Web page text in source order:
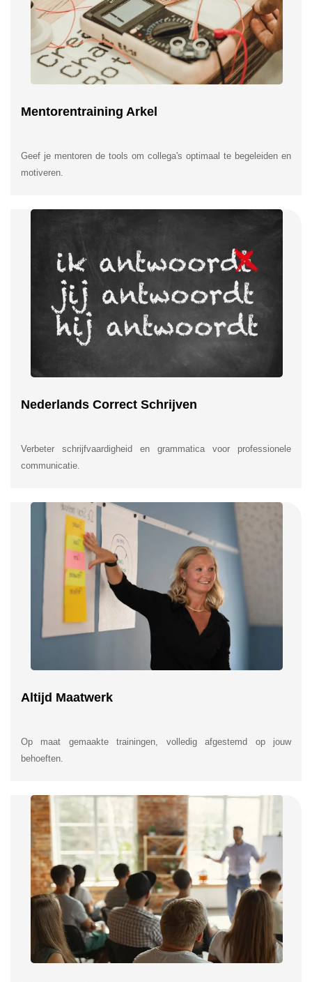
Mentorentraining Arkel
Geef je mentoren de tools om collega's optimaal te begeleiden en
motiveren.
Nederlands Correct Schrijven
Verbeter schrijfvaardigheid en grammatica voor professionele
communicatie.
Altijd Maatwerk
Op maat gemaakte trainingen, volledig afgestemd op jouw
behoeften.